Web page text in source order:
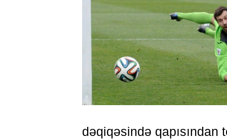
dəqiqəsində qapısından